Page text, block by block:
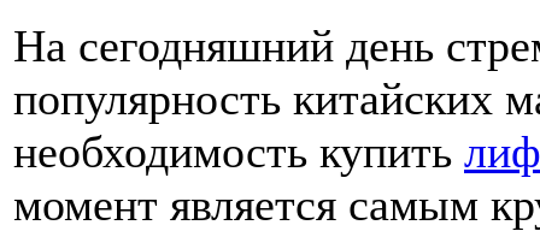
На сегодняшний день
популярность китайских
необходимость купить
момент является самым